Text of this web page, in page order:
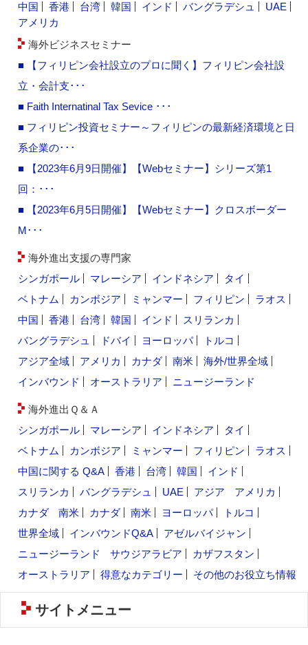
中国
香港 台湾 韓国 インド バングラデシュ
UAE
アメリカ
海外ビジネスセミナー
■ 【フィリピン会社設立のプロに聞く】フィリピン会社設
立・会計支･･･
■ Faith Internatinal Tax Sevice ･･･
■ フィリピン投資セミナー～フィリピンの最新経済環境と日
系企業の･･･
■ 【2023年6月9日開催】【Webセミナー】シリーズ第1
回：･･･
■ 【2023年6月5日開催】【Webセミナー】クロスボーダー
M･･･
海外進出支援の専門家
シンガポール
マレーシア インドネシア
タイ
ベトナム
カンボジア ミャンマー フィリピン
ラオス
中国
香港 台湾 韓国 インド
スリランカ
バングラデシュ
ドバイ ヨーロッパ
トルコ
アジア全域
アメリカ カナダ 南米
海外/世界全域
インバウンド
オーストラリア ニュージーランド
海外進出Ｑ＆Ａ
シンガポール
マレーシア インドネシア
タイ
ベトナム
カンボジア ミャンマー フィリピン
ラオス
中国に関する Q&A
香港 台湾 韓国
インド
スリランカ
バングラデシュ UAE アジア
アメリカ
カナダ
南米 カナダ 南米 ヨーロッパ
トルコ
世界全域
インバウンドQ&A
アゼルバイジャン
ニュージーランド
サウジアラビア
カザフスタン
オーストラリア
得意なカテゴリー その他のお役立ち情報
サイトメニュー